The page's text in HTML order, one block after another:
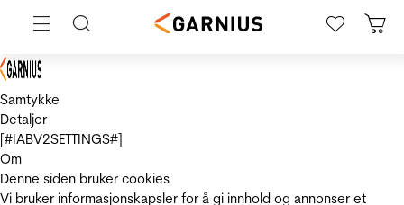
Samtykke
Detaljer
[#IABV2SETTINGS#]
Om
Denne siden bruker cookies
Vi bruker informasjonskapsler for å gi innhold og annonser et